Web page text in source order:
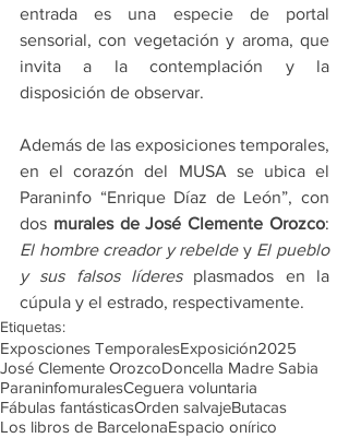
entrada es una especie de portal
sensorial, con vegetación y aroma, que
invita a la contemplación y la
disposición de observar.
Además de las exposiciones temporales,
en el corazón del MUSA se ubica el
Paraninfo “Enrique Díaz de León”, con
dos murales de José Clemente Orozco
El hombre creador y rebelde y El pueblo
y sus falsos líderes plasmados en la
cúpula y el estrado, respectivamente.
Etiquetas:
Exposciones TemporalesExposición2025
José Clemente OrozcoDoncella Madre Sabia
ParaninfomuralesCeguera voluntaria
Fábulas fantásticasOrden salvajeButacas
Los libros de BarcelonaEspacio onírico